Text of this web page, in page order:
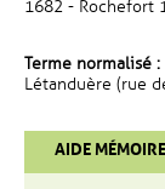
1682 - Rochefort
Terme normalisé :
Létanduère (rue
AIDE MÉMOIRE